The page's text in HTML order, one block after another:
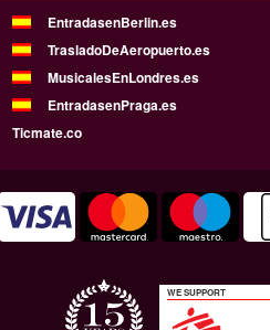
EntradasenBerlin.es
TrasladoDeAeropuerto.es
MusicalesEnLondres.es
EntradasenPraga.es
Ticmate.co
WE SUPPORT